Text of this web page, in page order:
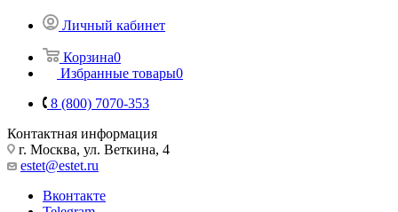
Личный кабинет
Корзина0
Избранные товары0
8 (800) 7070-353
Контактная информация
г. Москва, ул. Веткина, 4
estet@estet.ru
Вконтакте